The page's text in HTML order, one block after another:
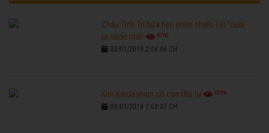
Châu Tinh Trì hứa hẹn phim chiếu Tết 'cười
ra nước mắt'
6760
03/01/2019 2:04:06 CH
Kim Kardashian có con thứ tư 6259
03/01/2019 1:03:37 CH